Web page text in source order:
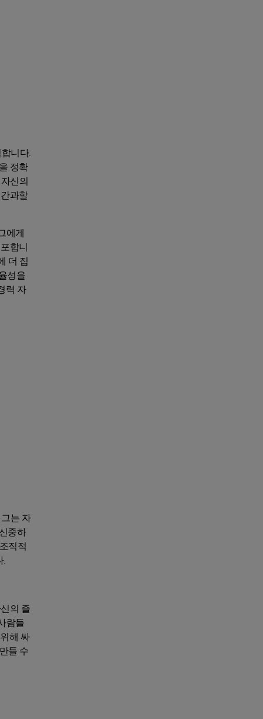
니다.
정확
신의
과할
에게
합니
더 집
성을
력 자
는 자
중하
직적
.
의 즐
람들
해 싸
들 수